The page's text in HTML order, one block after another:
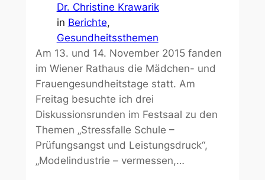
Dr. Christine Krawarik
in Berichte
Gesundheitssthemen
Am 13. und 14. November 2015 fanden
im Wiener Rathaus die Mädchen- und
Frauengesundheitstage statt. Am
Freitag besuchte ich drei
Diskussionsrunden im Festsaal zu den
Themen „Stressfalle Schule –
Prüfungsangst und Leistungsdruck“,
„Modelindustrie – vermessen,…